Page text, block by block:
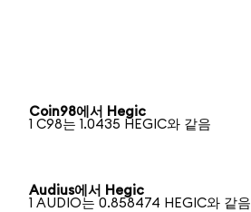
Coin98에서 Hegic
1 C98는 1.0435 HEGIC와 같음
Audius에서 Hegic
1 AUDIO는 0.858474 HEGIC와 같음